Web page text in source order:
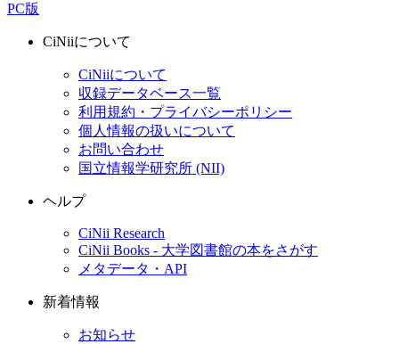
PC版
CiNiiについて
CiNiiについて
収録データベース一覧
利用規約・プライバシーポリシー
個人情報の扱いについて
お問い合わせ
国立情報学研究所 (NII)
ヘルプ
CiNii Research
CiNii Books - 大学図書館の本をさがす
メタデータ・API
新着情報
お知らせ